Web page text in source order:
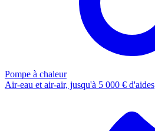
Pompe à chaleur
Air-eau et air-air, jusqu'à 5 000 € d'aides